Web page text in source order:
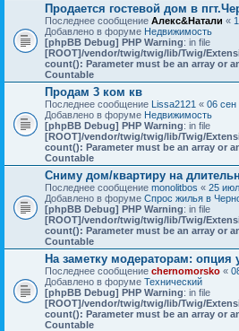
Продается гостевой дом в
Последнее сообщение Алекс&Натали «
Добавлено в форуме Недвижимость
[phpBB Debug] PHP Warning: in file
[ROOT]/vendor/twig/twig/lib/Twig/
count(): Parameter must be an array or
Countable
Продам 3 ком кв
Последнее сообщение Lissa2121 « 06 сен
Добавлено в форуме Недвижимость
[phpBB Debug] PHP Warning: in file
[ROOT]/vendor/twig/twig/lib/Twig/
count(): Parameter must be an array or
Countable
Сниму дом/квартиру на
Последнее сообщение monolitbos « 25
Добавлено в форуме Спрос жилья в
[phpBB Debug] PHP Warning: in file
[ROOT]/vendor/twig/twig/lib/Twig/
count(): Parameter must be an array or
Countable
На заметку модераторам: опция
Последнее сообщение chernomorsko «
Добавлено в форуме Технический
[phpBB Debug] PHP Warning: in file
[ROOT]/vendor/twig/twig/lib/Twig/
count(): Parameter must be an array or
Countable